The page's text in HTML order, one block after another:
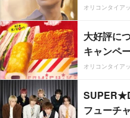
オリコンタイア
大好評に
キャンペ
オリコンタイア
フューチ